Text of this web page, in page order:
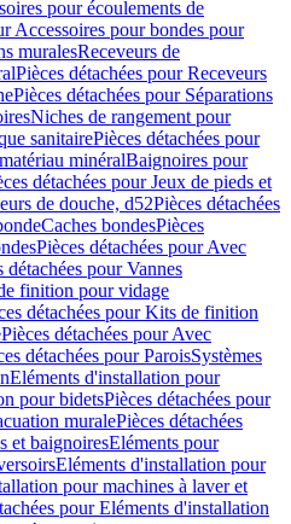
pour écoulements de
Accessoires pour bondes pour
muralesReceveurs de
Pièces détachées pour Receveurs
Pièces détachées pour Séparations
Niches de rangement pour
sanitairePièces détachées pour
minéralBaignoires pour
détachées pour Jeux de pieds et
de douche, d52Pièces détachées
Caches bondesPièces
Pièces détachées pour Avec
détachées pour Vannes
finition pour vidage
détachées pour Kits de finition
Pièces détachées pour Avec
détachées pour ParoisSystèmes
Eléments d'installation pour
pour bidetsPièces détachées pour
muralePièces détachées
et baignoiresEléments pour
Eléments d'installation pour
pour machines à laver et
pour Eléments d'installation